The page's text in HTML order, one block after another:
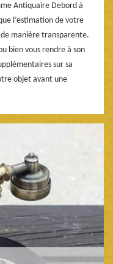
Antiquaire Debord à
l’estimation de votre
manière transparente.
bien vous rendre à son
sur sa
objet avant une